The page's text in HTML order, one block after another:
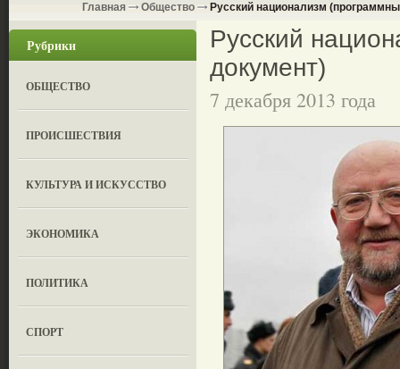
Главная Общество Русский национализм
Рубрики
ОБЩЕСТВО
ПРОИСШЕСТВИЯ
КУЛЬТУРА И ИСКУССТВО
ЭКОНОМИКА
ПОЛИТИКА
СПОРТ
Русский
документ)
7 декабря 2013 года